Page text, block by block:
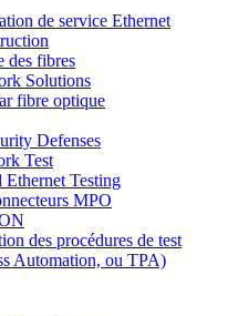
de service Ethernet
des fibres
Solutions
fibre optique
Defenses
Test
Ethernet Testing
MPO
des procédures de test
Automation, ou TPA)